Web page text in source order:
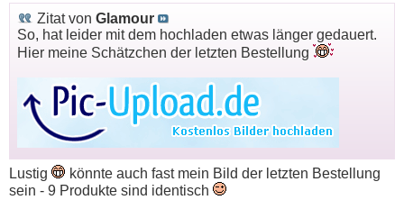
Zitat von Glamour
So, hat leider mit dem hochladen etwas länger gedauert.
Hier meine Schätzchen der letzten Bestellung
Lustig
könnte auch fast mein Bild der letzten Bestellung
sein - 9 Produkte sind identisch